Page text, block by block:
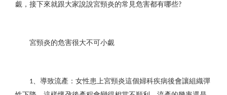
覷，接下來就跟大家說說宮頸炎的常見危害都有哪些?
宮頸炎的危害很大不可小覷
1、導致流產：女性患上宮頸炎這個婦科疾病後會讓組織彈